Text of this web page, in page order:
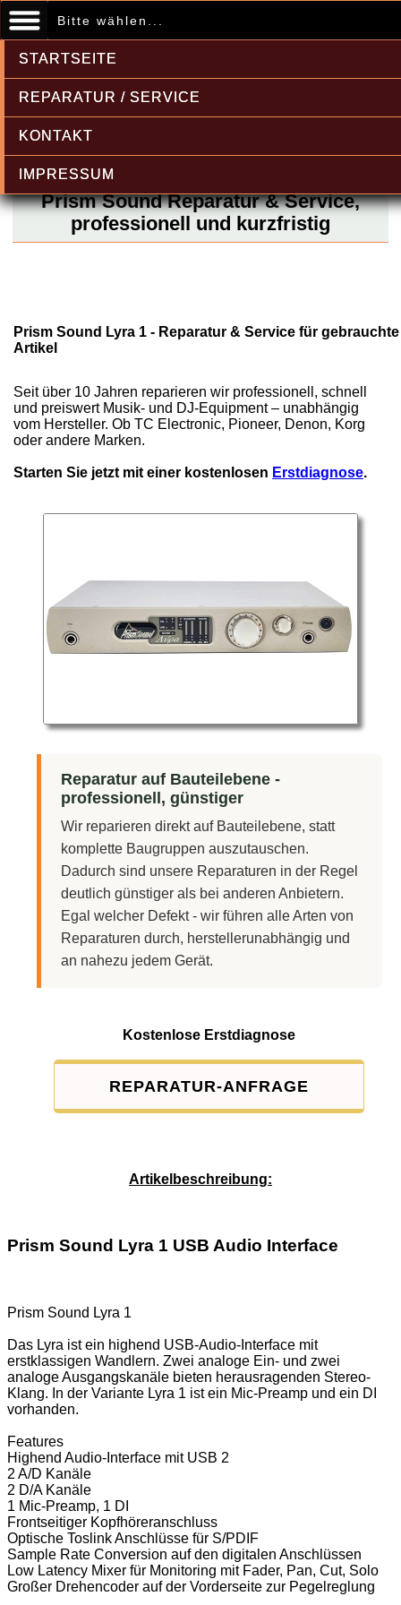
Bitte wählen...
STARTSEITE
REPARATUR / SERVICE
KONTAKT
IMPRESSUM
Prism Sound Reparatur & Service,
professionell und kurzfristig
Prism Sound Lyra 1 - Reparatur & Service für gebrauchte
Artikel
Seit über 10 Jahren reparieren wir professionell, schnell
und preiswert Musik- und DJ-Equipment – unabhängig
vom Hersteller. Ob TC Electronic, Pioneer, Denon, Korg
oder andere Marken.
Starten Sie jetzt mit einer kostenlosen Erstdiagnose.
Reparatur auf Bauteilebene -
professionell, günstiger
Wir reparieren direkt auf Bauteilebene, statt
komplette Baugruppen auszutauschen.
Dadurch sind unsere Reparaturen in der Regel
deutlich günstiger als bei anderen Anbietern.
Egal welcher Defekt - wir führen alle Arten von
Reparaturen durch, herstellerunabhängig und
an nahezu jedem Gerät.
Kostenlose Erstdiagnose
REPARATUR-ANFRAGE
Artikelbeschreibung:
Prism Sound Lyra 1 USB Audio Interface
Prism Sound Lyra 1
Das Lyra ist ein highend USB-Audio-Interface mit
erstklassigen Wandlern. Zwei analoge Ein- und zwei
analoge Ausgangskanäle bieten herausragenden Stereo-
Klang. In der Variante Lyra 1 ist ein Mic-Preamp und ein DI
vorhanden.
Features
Highend Audio-Interface mit USB 2
2 A/D Kanäle
2 D/A Kanäle
1 Mic-Preamp, 1 DI
Frontseitiger Kopfhöreranschluss
Optische Toslink Anschlüsse für S/PDIF
Sample Rate Conversion auf den digitalen Anschlüssen
Low Latency Mixer für Monitoring mit Fader, Pan, Cut, Solo
Großer Drehencoder auf der Vorderseite zur Pegelreglung